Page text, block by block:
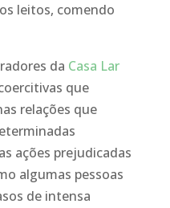
leitos, comendo
da Casa Lar
que
relações que
ações prejudicadas
algumas pessoas
de intensa